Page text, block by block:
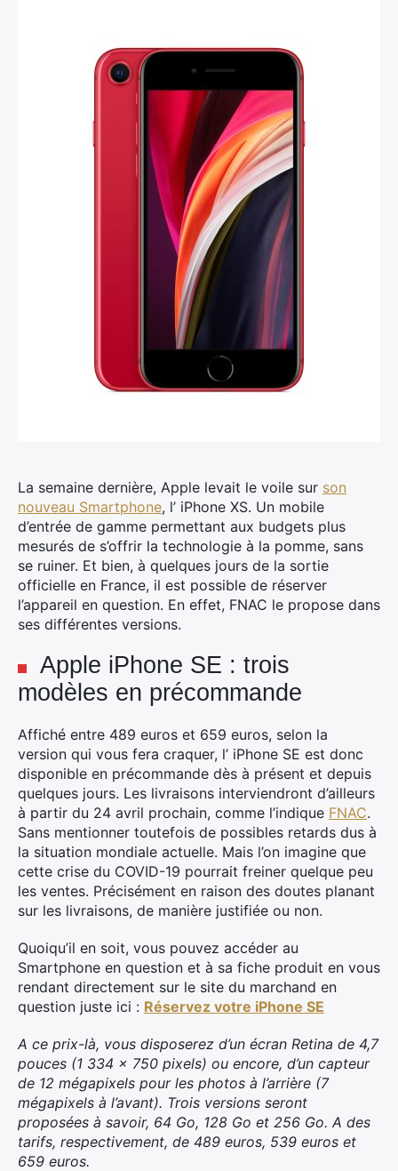
La semaine dernière, Apple levait le voile sur son
nouveau Smartphone, l’ iPhone XS. Un mobile
d’entrée de gamme permettant aux budgets plus
mesurés de s’offrir la technologie à la pomme, sans
se ruiner. Et bien, à quelques jours de la sortie
officielle en France, il est possible de réserver
l’appareil en question. En effet, FNAC le propose dans
ses différentes versions.
Apple iPhone SE : trois
modèles en précommande
Affiché entre 489 euros et 659 euros, selon la
version qui vous fera craquer, l’ iPhone SE est donc
disponible en précommande dès à présent et depuis
quelques jours. Les livraisons interviendront d’ailleurs
à partir du 24 avril prochain, comme l’indique FNAC.
Sans mentionner toutefois de possibles retards dus à
la situation mondiale actuelle. Mais l’on imagine que
cette crise du COVID-19 pourrait freiner quelque peu
les ventes. Précisément en raison des doutes planant
sur les livraisons, de manière justifiée ou non.
Quoiqu’il en soit, vous pouvez accéder au
Smartphone en question et à sa fiche produit en vous
rendant directement sur le site du marchand en
question juste ici : Réservez votre iPhone SE
A ce prix-là, vous disposerez d’un écran Retina de 4,7
pouces (1 334 x 750 pixels) ou encore, d’un capteur
de 12 mégapixels pour les photos à l’arrière (7
mégapixels à l’avant). Trois versions seront
proposées à savoir, 64 Go, 128 Go et 256 Go. A des
tarifs, respectivement, de 489 euros, 539 euros et
659 euros.